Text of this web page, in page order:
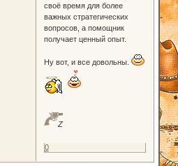
своё время для более
важных стратегических
вопросов, а помощник
получает ценный опыт.
Ну вот, и все довольны.
Z
0